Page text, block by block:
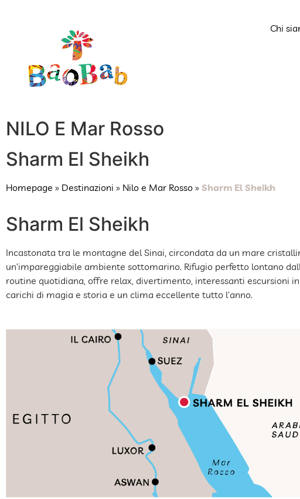
Chi
NILO E Mar Rosso
Sharm El Sheikh
Homepage » Destinazioni » Nilo e Mar Rosso » Sharm El Sheikh
Sharm El Sheikh
Incastonata tra le montagne del Sinai, circondata da un mare
un’impareggiabile ambiente sottomarino. Rifugio perfetto lontano
routine quotidiana, offre relax, divertimento, interessanti escursioni
carichi di magia e storia e un clima eccellente tutto l’anno.